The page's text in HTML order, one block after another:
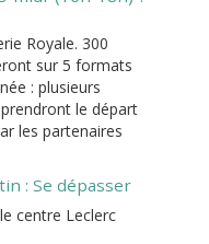
Royale. 300
sur 5 formats
: plusieurs
le départ
les partenaires
: Se dépasser
centre Leclerc